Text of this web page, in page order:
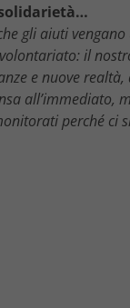
gli aiuti
il
e nuove
all’immediato,
perché ci